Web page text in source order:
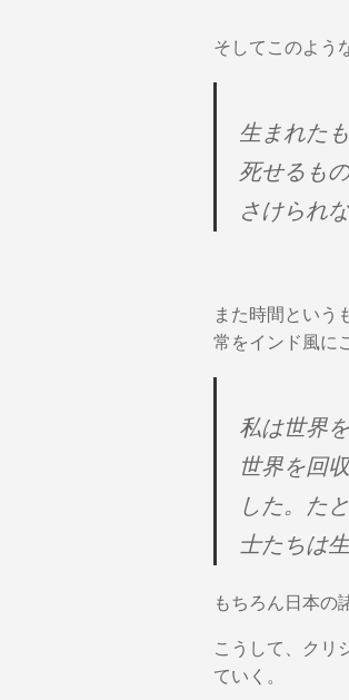
そしてこのよう
生まれた
死せるも
さけられ
また時間という
常をインド風に
私は世界
世界を回
した。た
士たちは
もちろん日本の
こうして、クリ
ていく。